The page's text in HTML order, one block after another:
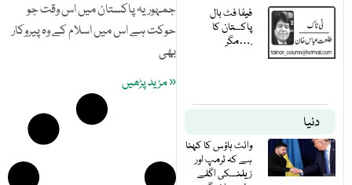
فیفا فٹ بال
پاکستان کا
مگر….
دنیا
وائٹ ہاؤس کا کہنا
ہے کہ ٹرمپ اور
زیلنسکی اگلے
جمہوریہ پاکستان میں اس وقت جو
حوکت ہے اس میں اسلام کے وہ پیروکار
بھی
« مزید پڑھیں